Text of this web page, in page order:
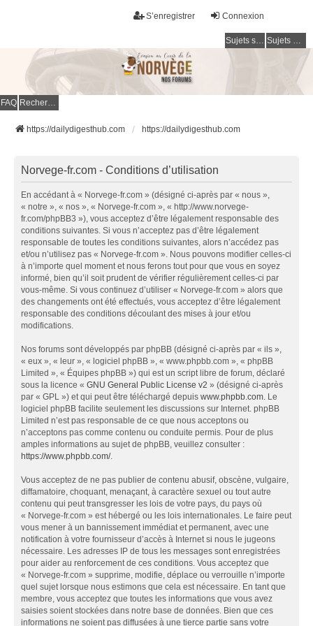
Connexion
S’enregistrer
Sujets sans réponse Sujets actifs
FAQ Rechercher
https://dailydigesthub.com https://dailydigesthub.com
Norvege-fr.com - Conditions d’utilisation
En accédant à « Norvege-fr.com » (désigné ci-après par « nous »,
« notre », « nos », « Norvege-fr.com », « http://www.norvege-
fr.com/phpBB3 »), vous acceptez d’être légalement responsable des
conditions suivantes. Si vous n’acceptez pas d’être légalement
responsable de toutes les conditions suivantes, alors n’accédez pas
et/ou n’utilisez pas « Norvege-fr.com ». Nous pouvons modifier celles-ci
à n’importe quel moment et nous ferons tout pour que vous en soyez
informé, bien qu’il soit prudent de vérifier régulièrement celles-ci par
vous-même. Si vous continuez d’utiliser « Norvege-fr.com » alors que
des changements ont été effectués, vous acceptez d’être légalement
responsable des conditions découlant des mises à jour et/ou
modifications.
Nos forums sont développés par phpBB (désigné ci-après par « ils »,
« eux », « leur », « logiciel phpBB », « www.phpbb.com », « phpBB
Limited », « Équipes phpBB ») qui est un script libre de forum, déclaré
sous la licence « GNU General Public License v2 » (désigné ci-après
par « GPL ») et qui peut être téléchargé depuis www.phpbb.com. Le
logiciel phpBB facilite seulement les discussions sur Internet. phpBB
Limited n’est pas responsable de ce que nous acceptons ou
n’acceptons pas comme contenu ou conduite permis. Pour de plus
amples informations au sujet de phpBB, veuillez consulter :
https://www.phpbb.com/.
Vous acceptez de ne pas publier de contenu abusif, obscène, vulgaire,
diffamatoire, choquant, menaçant, à caractère sexuel ou tout autre
contenu qui peut transgresser les lois de votre pays, du pays où
« Norvege-fr.com » est hébergé ou les lois internationales. Le faire peut
vous mener à un bannissement immédiat et permanent, avec une
notification à votre fournisseur d’accès à Internet si nous le jugeons
nécessaire. Les adresses IP de tous les messages sont enregistrées
pour aider au renforcement de ces conditions. Vous acceptez que
« Norvege-fr.com » supprime, modifie, déplace ou verrouille n’importe
quel sujet lorsque nous estimons que cela est nécessaire. En tant que
membre, vous acceptez que toutes les informations que vous avez
saisies soient stockées dans notre base de données. Bien que ces
informations ne soient pas diffusées à une tierce partie sans votre